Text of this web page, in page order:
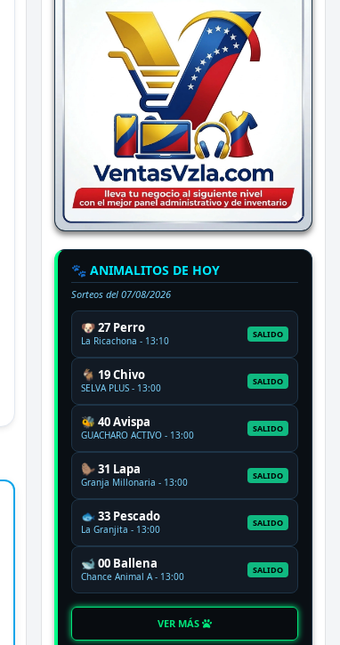
🐾 ANIMALITOS DE HOY
Sorteos del 07/08/2026
🐶 27 Perro
La Ricachona - 13:10
SALIDO
🐐 19 Chivo
SELVA PLUS - 13:00
SALIDO
🐝 40 Avispa
GUACHARO ACTIVO - 13:00
SALIDO
🦫 31 Lapa
Granja Millonaria - 13:00
SALIDO
🐟 33 Pescado
La Granjita - 13:00
SALIDO
🐋 00 Ballena
Chance Animal A - 13:00
SALIDO
VER MÁS